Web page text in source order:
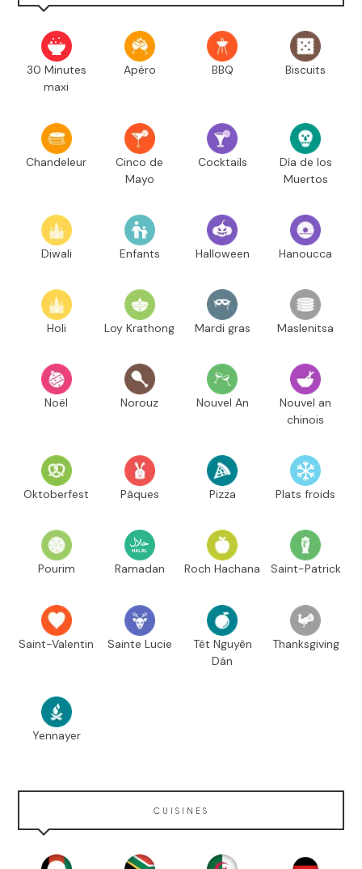
30 Minutes
maxi
Apéro BBQ Biscuits
Chandeleur
Cinco de
Mayo
Cocktails
Día de los
Muertos
Diwali Enfants Halloween Hanoucca
Holi Loy Krathong Mardi gras Maslenitsa
Noël Norouz Nouvel An
Nouvel an
chinois
Oktoberfest Pâques Pizza Plats froids
Pourim Ramadan Roch Hachana Saint-Patrick
Saint-Valentin Sainte Lucie
Têt Nguyên
Dán
Thanksgiving
Yennayer
CUISINES